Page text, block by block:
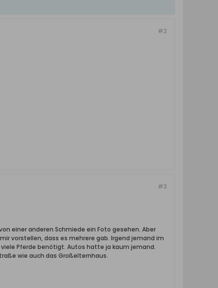
#2
#3
einer anderen Schmiede ein Foto gesehen. Aber
vorstellen, dass es mehrere gab. Irgend jemand im
Pferde benötigt. Autos hatte ja kaum jemand.
wie auch das Großelternhaus.